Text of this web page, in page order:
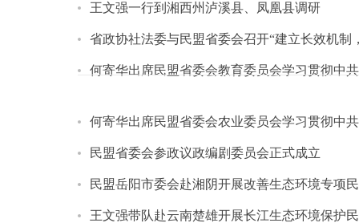
王文强一行到湘西州泸溪县、凤凰县调研
省政协社法委与民盟省委会召开“建立长效机制
何寄华出席民盟省委会教育委员会学习贯彻中
何寄华出席民盟省委会农业委员会学习贯彻中
民盟省委会参政议政编剧委员会正式成立
民盟岳阳市委会赴湘阴开展改善生态环境专项
王文强带队赴云南楚雄开展长江生态环境保护